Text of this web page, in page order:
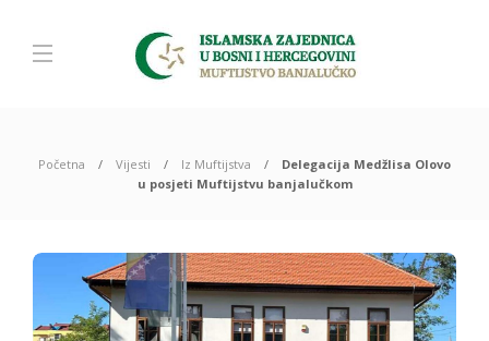
Početna Vijesti Iz Muftijstva
Delegacija Medžlisa Olovo
u posjeti Muftijstvu banjalučkom